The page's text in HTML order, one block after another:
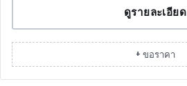
ดูรายละเอียด
+ ขอราคา